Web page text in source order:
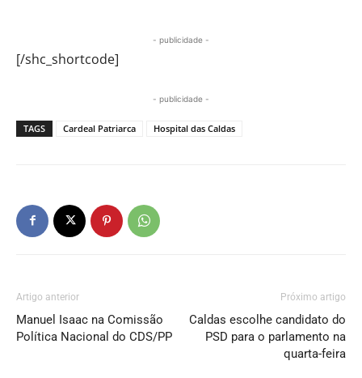
- publicidade -
[/shc_shortcode]
- publicidade -
TAGS Cardeal Patriarca Hospital das Caldas
Artigo anterior
Manuel Isaac na Comissão
Política Nacional do CDS/PP
Próximo artigo
Caldas escolhe candidato do
PSD para o parlamento na
quarta-feira